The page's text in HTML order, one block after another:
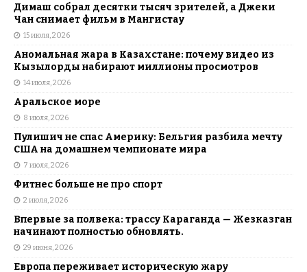
Димаш собрал десятки тысяч зрителей, а Джеки
Чан снимает фильм в Мангистау
15 июля, 2026
Аномальная жара в Казахстане: почему видео из
Кызылорды набирают миллионы просмотров
14 июля, 2026
Аральское море
8 июля, 2026
Пулишич не спас Америку: Бельгия разбила мечту
США на домашнем чемпионате мира
7 июля, 2026
Фитнес больше не про спорт
2 июля, 2026
Впервые за полвека: трассу Караганда — Жезказган
начинают полностью обновлять.
29 июня, 2026
Европа переживает историческую жару